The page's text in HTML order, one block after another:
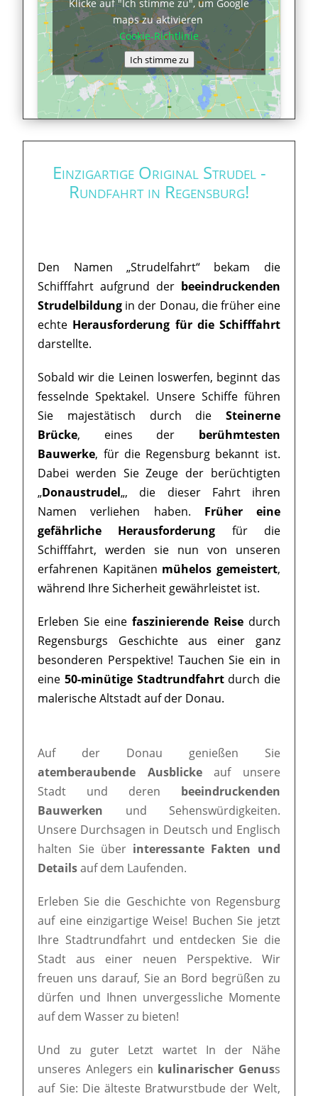
Klicke auf "Ich stimme zu", um Google
maps zu aktivieren
Cookie-Richtlinie
Ich stimme zu
Einzigartige Original Strudel -
Rundfahrt in Regensburg!
Den Namen „Strudelfahrt“ bekam die
Schifffahrt aufgrund der beeindruckenden
Strudelbildung in der Donau, die früher eine
echte Herausforderung für die Schifffahrt
darstellte.
Sobald wir die Leinen loswerfen, beginnt das
fesselnde Spektakel. Unsere Schiffe führen
Sie majestätisch durch die Steinerne
Brücke, eines der berühmtesten
Bauwerke, für die Regensburg bekannt ist.
Dabei werden Sie Zeuge der berüchtigten
„Donaustrudel„, die dieser Fahrt ihren
Namen verliehen haben. Früher eine
gefährliche Herausforderung für die
Schifffahrt, werden sie nun von unseren
erfahrenen Kapitänen mühelos gemeistert,
während Ihre Sicherheit gewährleistet ist.
Erleben Sie eine faszinierende Reisedurch
Regensburgs Geschichte aus einer ganz
besonderen Perspektive! Tauchen Sie ein in
eine 50-minütige Stadtrundfahrtdurch die
malerische Altstadt auf der Donau.
Auf der Donau genießen Sie
atemberaubende Ausblickeauf unsere
Stadt und deren beeindruckenden
Bauwerken und Sehenswürdigkeiten.
Unsere Durchsagen in Deutsch und Englisch
halten Sie über interessante Fakten und
Detailsauf dem Laufenden.
Erleben Sie die Geschichte von Regensburg
auf eine einzigartige Weise! Buchen Sie jetzt
Ihre Stadtrundfahrt und entdecken Sie die
Stadt aus einer neuen Perspektive. Wir
freuen uns darauf, Sie an Bord begrüßen zu
dürfen und Ihnen unvergessliche Momente
auf dem Wasser zu bieten!
Und zu guter Letzt wartet In der Nähe
unseres Anlegers ein kulinarischer Genuss
auf Sie: Die älteste Bratwurstbude der Welt,